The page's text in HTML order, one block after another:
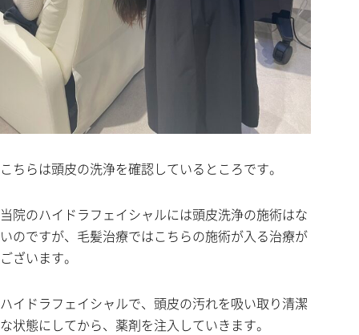
こちらは頭皮の洗浄を確認しているところです。
当院のハイドラフェイシャルには頭皮洗浄の施術はな
いのですが、毛髪治療ではこちらの施術が入る治療が
ございます。
ハイドラフェイシャルで、頭皮の汚れを吸い取り清潔
な状態にしてから、薬剤を注入していきます。